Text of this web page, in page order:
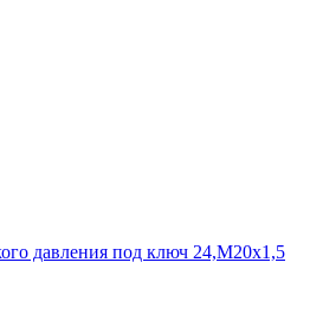
давления под ключ 24,М20х1,5